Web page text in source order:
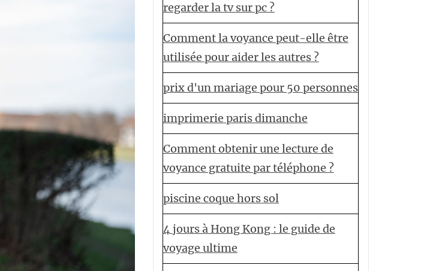
regarder la tv sur pc ?
Comment la voyance peut-elle être
utilisée pour aider les autres ?
prix d'un mariage pour 50 personnes
imprimerie paris dimanche
Comment obtenir une lecture de
voyance gratuite par téléphone ?
piscine coque hors sol
4 jours à Hong Kong : le guide de
voyage ultime